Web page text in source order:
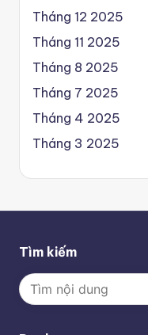
Tháng 12 2025
Tháng 11 2025
Tháng 8 2025
Tháng 7 2025
Tháng 4 2025
Tháng 3 2025
Tìm kiếm